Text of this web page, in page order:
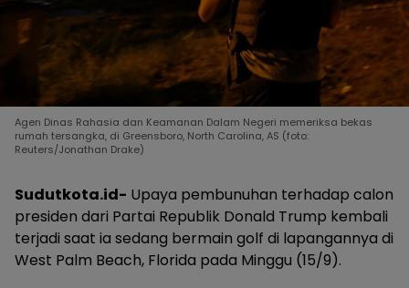
Agen Dinas Rahasia dan Keamanan Dalam Negeri memeriksa bekas
rumah tersangka, di Greensboro, North Carolina, AS (foto:
Reuters/Jonathan Drake)
Sudutkota.id- Upaya pembunuhan terhadap calon
presiden dari Partai Republik Donald Trump kembali
terjadi saat ia sedang bermain golf di lapangannya di
West Palm Beach, Florida pada Minggu (15/9).